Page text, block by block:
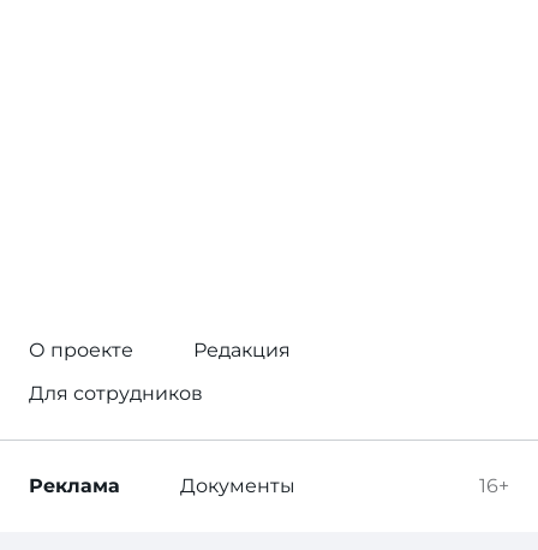
О проекте
Редакция
Для сотрудников
16+
Реклама Документы